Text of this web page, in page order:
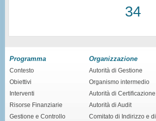
34
Programma
Contesto
Obiettivi
Interventi
Risorse Finanziarie
Gestione e Controllo
Organizzazione
Autorità di Gestione
Organismo intermedio
Autorità di Certificazione
Autorità di Audit
Comitato di Indirizzo e di